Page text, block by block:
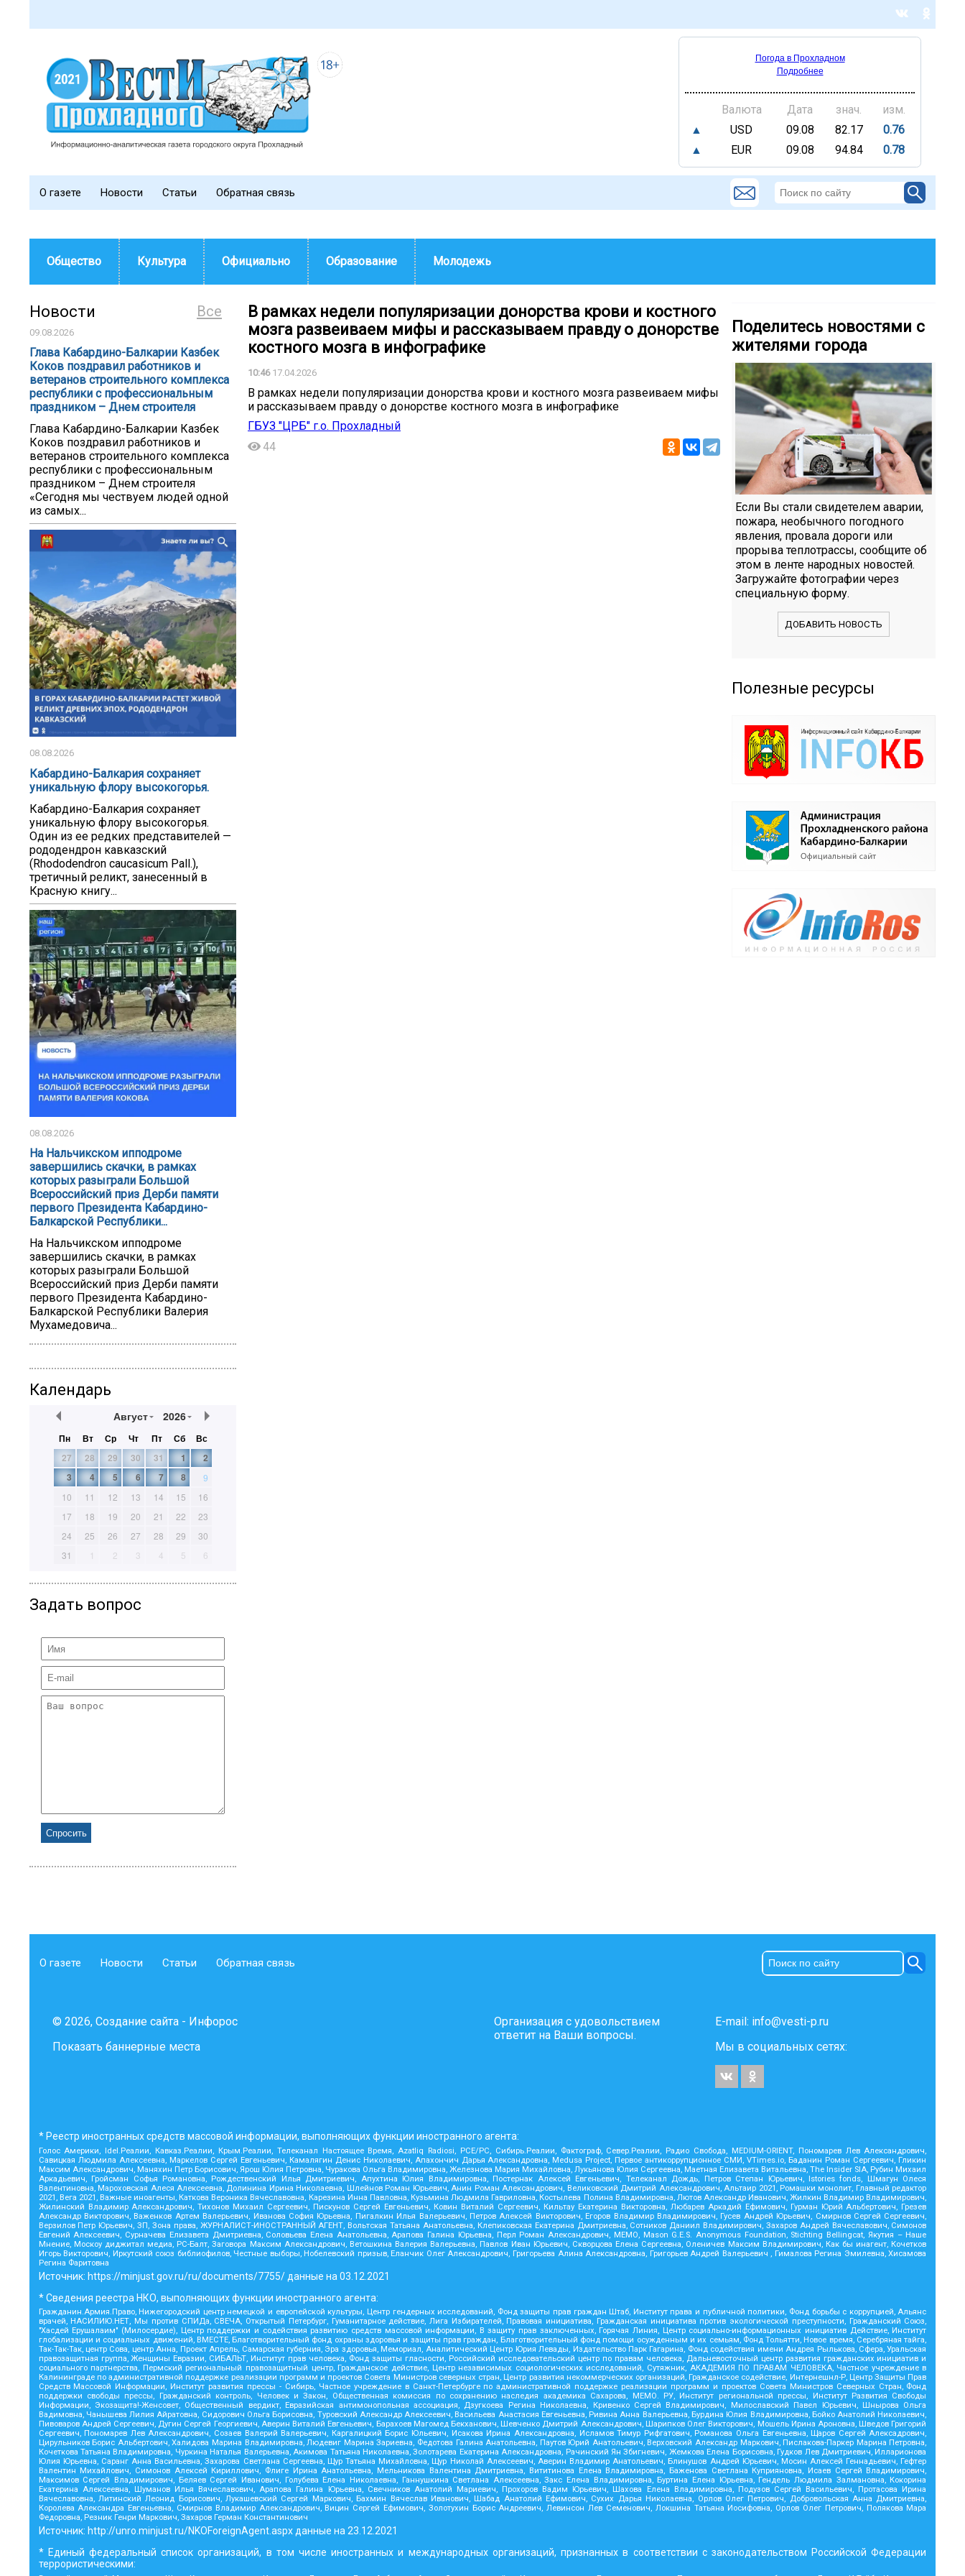
Погода в Прохладном
Подробнее
Валюта Дата знач.
изм.
▲
USD 09.08 82.17
0.76
▲
EUR 09.08 94.84 0.78
О газете Новости Статьи Обратная связь
Общество Культура Официально Образование Молодежь
Все
Новости
09.08.2026
Глава Кабардино-Балкарии Казбек
Коков поздравил работников и
ветеранов строительного комплекса
республики с профессиональным
праздником – Днем строителя
Глава Кабардино-Балкарии Казбек
Коков поздравил работников и
ветеранов строительного комплекса
республики с профессиональным
праздником – Днем строителя
«Сегодня мы чествуем людей одной
из самых...
08.08.2026
Кабардино-Балкария сохраняет
уникальную флору высокогорья.
Кабардино-Балкария сохраняет
уникальную флору высокогорья.
Один из ее редких представителей —
рододендрон кавказский
(Rhododendron caucasicum Pall.),
третичный реликт, занесенный в
Красную книгу...
08.08.2026
На Нальчикском ипподроме
завершились скачки, в рамках
которых разыграли Большой
Всероссийский приз Дерби памяти
первого Президента Кабардино-
Балкарской Республики...
На Нальчикском ипподроме
завершились скачки, в рамках
которых разыграли Большой
Всероссийский приз Дерби памяти
первого Президента Кабардино-
Балкарской Республики Валерия
Мухамедовича...
Календарь
Август 2026
Пн Вт Ср Чт Пт Сб
Вс
27
28 29 30 31 1
2
3
4 5 6 7 8
9
10
11 12 13 14 15
16
17
18 19 20 21 22
23
24
25 26 27 28 29
30
31
1 2 3 4 5 6
Задать вопрос
В рамках недели популяризации донорства крови и костного
мозга развеиваем мифы и рассказываем правду о донорстве
костного мозга в инфографике ️
10:4617.04.2026
В рамках недели популяризации донорства крови и костного мозга развеиваем мифы
и рассказываем правду о донорстве костного мозга в инфографике ️
ГБУЗ "ЦРБ" г.о. Прохладный
44
Поделитесь новостями с
жителями города
Если Вы стали свидетелем аварии,
пожара, необычного погодного
явления, провала дороги или
прорыва теплотрассы, сообщите об
этом в ленте народных новостей.
Загружайте фотографии через
специальную форму.
ДОБАВИТЬ НОВОСТЬ
Полезные ресурсы
О газете Новости Статьи Обратная связь
© 2026, Создание сайта - Инфорос
Показать баннерные места
Организация с удовольствием
ответит на Ваши вопросы.
E-mail: info@vesti-p.ru
Мы в социальных сетях:
* Реестр иностранных средств массовой информации, выполняющих функции иностранного агента:
Голос Америки, Idel.Реалии, Кавказ.Реалии, Крым.Реалии, Телеканал Настоящее Время, Azatliq Radiosi, PCE/PC, Сибирь.Реалии, Фактограф, Север.Реалии, Радио Свобода, MEDIUM-ORIENT, Пономарев Лев Александрович,
Савицкая Людмила Алексеевна, Маркелов Сергей Евгеньевич, Камалягин Денис Николаевич, Апахончич Дарья Александровна, Medusa Project, Первое антикоррупционное СМИ, VTimes.io, Баданин Роман Сергеевич, Гликин
Максим Александрович, Маняхин Петр Борисович, Ярош Юлия Петровна, Чуракова Ольга Владимировна, Железнова Мария Михайловна, Лукьянова Юлия Сергеевна, Маетная Елизавета Витальевна, The Insider SIA, Рубин Михаил
Аркадьевич, Гройсман Софья Романовна, Рождественский Илья Дмитриевич, Апухтина Юлия Владимировна, Постернак Алексей Евгеньевич, Телеканал Дождь, Петров Степан Юрьевич, Istories fonds, Шмагун Олеся
Валентиновна, Мароховская Алеся Алексеевна, Долинина Ирина Николаевна, Шлейнов Роман Юрьевич, Анин Роман Александрович, Великовский Дмитрий Александрович, Альтаир 2021, Ромашки монолит, Главный редактор
2021, Вега 2021, Важные иноагенты, Каткова Вероника Вячеславовна, Карезина Инна Павловна, Кузьмина Людмила Гавриловна, Костылева Полина Владимировна, Лютов Александр Иванович, Жилкин Владимир Владимирович,
Жилинский Владимир Александрович, Тихонов Михаил Сергеевич, Пискунов Сергей Евгеньевич, Ковин Виталий Сергеевич, Кильтау Екатерина Викторовна, Любарев Аркадий Ефимович, Гурман Юрий Альбертович, Грезев
Александр Викторович, Важенков Артем Валерьевич, Иванова София Юрьевна, Пигалкин Илья Валерьевич, Петров Алексей Викторович, Егоров Владимир Владимирович, Гусев Андрей Юрьевич, Смирнов Сергей Сергеевич,
Верзилов Петр Юрьевич, ЗП, Зона права, ЖУРНАЛИСТ-ИНОСТРАННЫЙ АГЕНТ, Вольтская Татьяна Анатольевна, Клепиковская Екатерина Дмитриевна, Сотников Даниил Владимирович, Захаров Андрей Вячеславович, Симонов
Евгений Алексеевич, Сурначева Елизавета Дмитриевна, Соловьева Елена Анатольевна, Арапова Галина Юрьевна, Перл Роман Александрович, МЕМО, Mason G.E.S. Anonymous Foundation, Stichting Bellingcat, Якутия – Наше
Мнение, Москоу диджитал медиа, РС-Балт, Заговора Максим Александрович, Ветошкина Валерия Валерьевна, Павлов Иван Юрьевич, Скворцова Елена Сергеевна, Оленичев Максим Владимирович, Как бы инагент, Кочетков
Игорь Викторович, Иркутский союз библиофилов, Честные выборы, Нобелевский призыв, Еланчик Олег Александрович, Григорьева Алина Александровна, Григорьев Андрей Валерьевич , Гималова Регина Эмилевна, Хисамова
Регина Фаритовна
Источник: https://minjust.gov.ru/ru/documents/7755/данные на 03.12.2021
* Сведения реестра НКО, выполняющих функции иностранного агента:
Гражданин.Армия.Право, Нижегородский центр немецкой и европейской культуры, Центр гендерных исследований, Фонд защиты прав граждан Штаб, Институт права и публичной политики, Фонд борьбы с коррупцией, Альянс
врачей, НАСИЛИЮ.НЕТ, Мы против СПИДа, СВЕЧА, Открытый Петербург, Гуманитарное действие, Лига Избирателей, Правовая инициатива, Гражданская инициатива против экологической преступности, Гражданский Союз,
"Хасдей Ерушалаим" (Милосердие), Центр поддержки и содействия развитию средств массовой информации, В защиту прав заключенных, Горячая Линия, Центр социально-информационных инициатив Действие, Институт
глобализации и социальных движений, ВМЕСТЕ, Благотворительный фонд охраны здоровья и защиты прав граждан, Благотворительный фонд помощи осужденным и их семьям, Фонд Тольятти, Новое время, Серебряная тайга,
Так-Так-Так, центр Сова, центр Анна, Проект Апрель, Самарская губерния, Эра здоровья, Мемориал, Аналитический Центр Юрия Левады, Издательство Парк Гагарина, Фонд содействия имени Андрея Рылькова, Сфера, Уральская
правозащитная группа, Женщины Евразии, СИБАЛЬТ, Институт прав человека, Фонд защиты гласности, Российский исследовательский центр по правам человека, Дальневосточный центр развития гражданских инициатив и
социального партнерства, Пермский региональный правозащитный центр, Гражданское действие, Центр независимых социологических исследований, Сутяжник, АКАДЕМИЯ ПО ПРАВАМ ЧЕЛОВЕКА, Частное учреждение в
Калининграде по административной поддержке реализации программ и проектов Совета Министров северных стран, Центр развития некоммерческих организаций, Гражданское содействие, Интернешнл-Р, Центр Защиты Прав
Средств Массовой Информации, Институт развития прессы - Сибирь, Частное учреждение в Санкт-Петербурге по административной поддержке реализации программ и проектов Совета Министров Северных Стран, Фонд
поддержки свободы прессы, Гражданский контроль, Человек и Закон, Общественная комиссия по сохранению наследия академика Сахарова, МЕМО. РУ, Институт региональной прессы, Институт Развития Свободы
Информации, Экозащита!-Женсовет, Общественный вердикт, Евразийская антимонопольная ассоциация, Дзугкоева Регина Николаевна, Кривенко Сергей Владимирович, Милославский Павел Юрьевич, Шнырова Ольга
Вадимовна, Чанышева Лилия Айратовна, Сидорович Ольга Борисовна, Туровский Александр Алексеевич, Васильева Анастасия Евгеньевна, Ривина Анна Валерьевна, Бурдина Юлия Владимировна, Бойко Анатолий Николаевич,
Пивоваров Андрей Сергеевич, Дугин Сергей Георгиевич, Аверин Виталий Евгеньевич, Барахоев Магомед Бекханович, Шевченко Дмитрий Александрович, Шарипков Олег Викторович, Мошель Ирина Ароновна, Шведов Григорий
Сергеевич, Пономарев Лев Александрович, Созаев Валерий Валерьевич, Каргалицкий Борис Юльевич, Исакова Ирина Александровна, Исламов Тимур Рифгатович, Романова Ольга Евгеньевна, Щаров Сергей Алексадрович,
Цирульников Борис Альбертович, Халидова Марина Владимировна, Людевиг Марина Зариевна, Федотова Галина Анатольевна, Паутов Юрий Анатольевич, Верховский Александр Маркович, Пислакова-Паркер Марина Петровна,
Кочеткова Татьяна Владимировна, Чуркина Наталья Валерьевна, Акимова Татьяна Николаевна, Золотарева Екатерина Александровна, Рачинский Ян Збигневич, Жемкова Елена Борисовна, Гудков Лев Дмитриевич, Илларионова
Юлия Юрьевна, Саранг Анна Васильевна, Захарова Светлана Сергеевна, Щур Татьяна Михайловна, Щур Николай Алексеевич, Аверин Владимир Анатольевич, Блинушов Андрей Юрьевич, Мосин Алексей Геннадьевич, Гефтер
Валентин Михайлович, Симонов Алексей Кириллович, Флиге Ирина Анатольевна, Мельникова Валентина Дмитриевна, Вититинова Елена Владимировна, Баженова Светлана Куприяновна, Исаев Сергей Владимирович,
Максимов Сергей Владимирович, Беляев Сергей Иванович, Голубева Елена Николаевна, Ганнушкина Светлана Алексеевна, Закс Елена Владимировна, Буртина Елена Юрьевна, Гендель Людмила Залмановна, Кокорина
Екатерина Алексеевна, Шуманов Илья Вячеславович, Арапова Галина Юрьевна, Свечников Анатолий Мариевич, Прохоров Вадим Юрьевич, Шахова Елена Владимировна, Подузов Сергей Васильевич, Протасова Ирина
Вячеславовна, Литинский Леонид Борисович, Лукашевский Сергей Маркович, Бахмин Вячеслав Иванович, Шабад Анатолий Ефимович, Сухих Дарья Николаевна, Орлов Олег Петрович, Добровольская Анна Дмитриевна,
Королева Александра Евгеньевна, Смирнов Владимир Александрович, Вицин Сергей Ефимович, Золотухин Борис Андреевич, Левинсон Лев Семенович, Локшина Татьяна Иосифовна, Орлов Олег Петрович, Полякова Мара
Федоровна, Резник Генри Маркович, Захаров Герман Константинович
Источник: http://unro.minjust.ru/NKOForeignAgent.aspxданные на23.12.2021
* Единый федеральный список организаций, в том числе иностранных и международных организаций, признанных в соответствии с законодательством Российской Федерации
террористическими: